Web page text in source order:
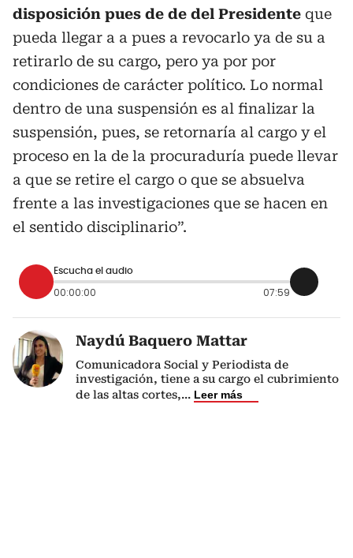
disposición pues de de del Presidente que
pueda llegar a a pues a revocarlo ya de su a
retirarlo de su cargo, pero ya por por
condiciones de carácter político. Lo normal
dentro de una suspensión es al finalizar la
suspensión, pues, se retornaría al cargo y el
proceso en la de la procuraduría puede llevar
a que se retire el cargo o que se absuelva
frente a las investigaciones que se hacen en
el sentido disciplinario”.
Escucha el audio
00:00:00 07:59
Naydú Baquero Mattar
Comunicadora Social y Periodista de
investigación, tiene a su cargo el cubrimiento
de las altas cortes,... Leer más